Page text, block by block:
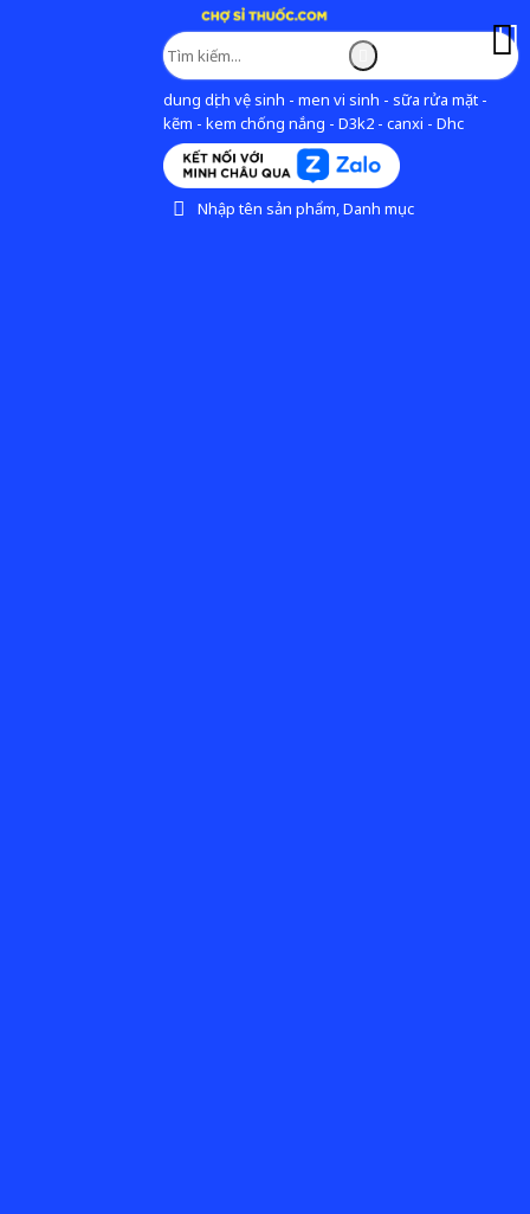
dung dịch vệ sinh - men vi sinh - sữa rửa mặt -
kẽm - kem chống nắng - D3k2 - canxi - Dhc
Nhập tên sản phẩm, Danh mục